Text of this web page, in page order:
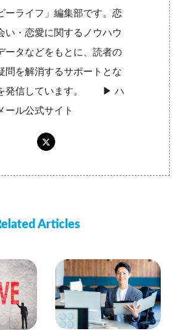
ーライフ」編集部です。恋
い・恋愛に関するノウハウ
ータなどをもとに、読者の
問を解消するサポートとな
発信しています。 ▶︎ハ
ール公式サイト
Articles